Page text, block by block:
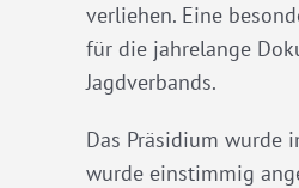
verliehen. Eine
für die jahrelange
Jagdverbands.
Das Präsidium wurde
wurde einstimmig